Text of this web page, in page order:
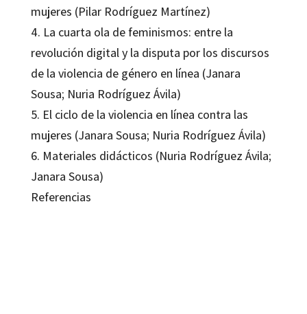
mujeres (Pilar Rodríguez Martínez)
4. La cuarta ola de feminismos: entre la
revolución digital y la disputa por los discursos
de la violencia de género en línea (Janara
Sousa; Nuria Rodríguez Ávila)
5. El ciclo de la violencia en línea contra las
mujeres (Janara Sousa; Nuria Rodríguez Ávila)
6. Materiales didácticos (Nuria Rodríguez Ávila;
Janara Sousa)
Referencias